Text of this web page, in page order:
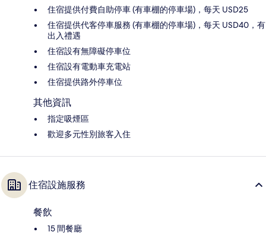
住宿提供付費自助停車 (有車棚的停車場)，每天 USD25
住宿提供代客停車服務 (有車棚的停車場)，每天 USD40，有
出入禮遇
住宿設有無障礙停車位
住宿設有電動車充電站
住宿提供路外停車位
其他資訊
指定吸煙區
歡迎多元性別旅客入住
住宿設施服務
餐飲
15 間餐廳